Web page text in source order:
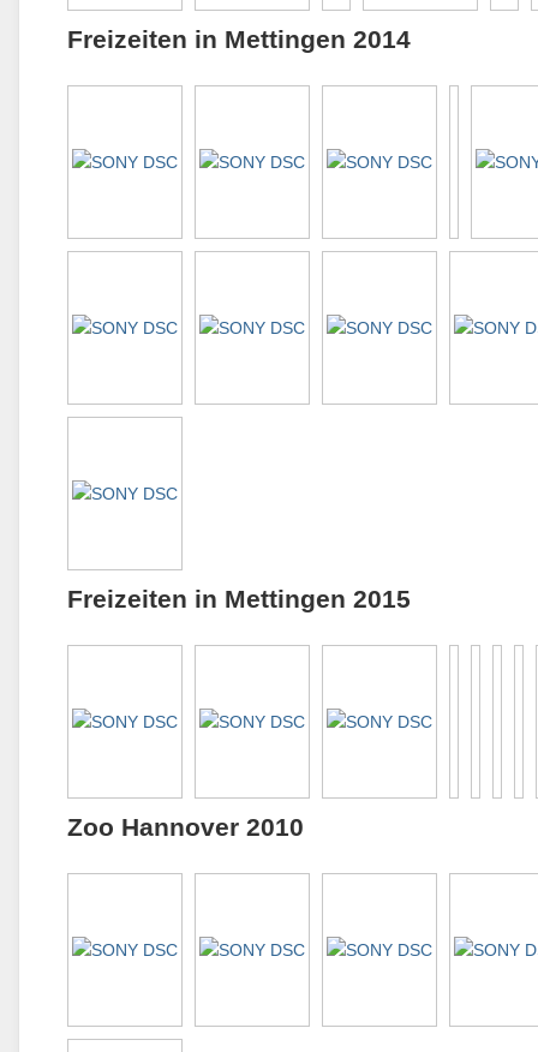
Freizeiten in Mettingen 2014
Freizeiten in Mettingen 2015
Zoo Hannover 2010